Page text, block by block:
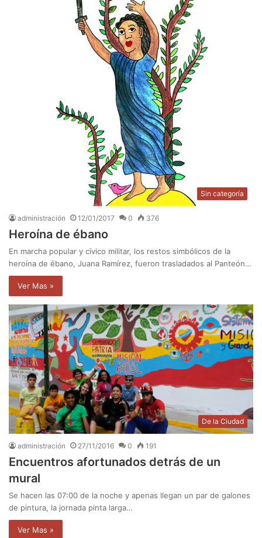
Sin categoría
administración 12/01/2017 0 376
Heroína de ébano
En marcha popular y cívico militar, los restos simbólicos de la
heroína de ébano, Juana Ramírez, fueron trasladados al Panteón…
Ver Mas »
De la Ciudad
administración 27/11/2016 0 191
Encuentros afortunados detrás de un
mural
Se hacen las 07:00 de la noche y apenas llegan un par de galones
de pintura, la jornada pinta larga…
Ver Mas »